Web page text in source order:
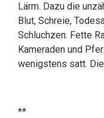
Lärm. Dazu die
Blut, Schreie,
Schluchzen. Fette
Kameraden und
wenigstens satt.
**